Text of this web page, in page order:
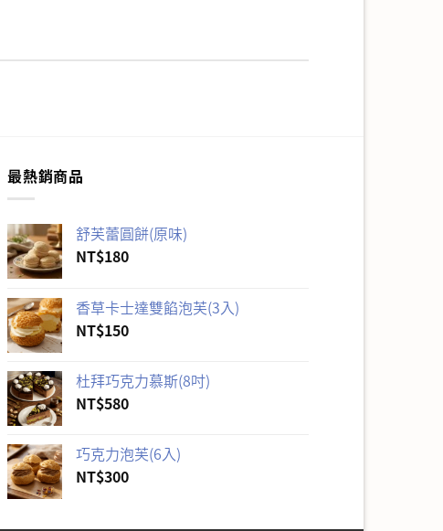
最熱銷商品
舒芙蕾圓餅(原味)
NT$180
香草卡士達雙餡泡芙(3入)
NT$150
杜拜巧克力慕斯(8吋)
NT$580
巧克力泡芙(6入)
NT$300